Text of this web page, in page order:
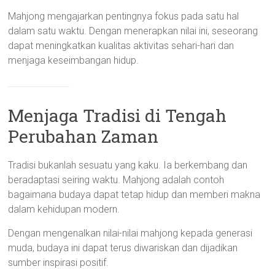
Mahjong mengajarkan pentingnya fokus pada satu hal
dalam satu waktu. Dengan menerapkan nilai ini, seseorang
dapat meningkatkan kualitas aktivitas sehari-hari dan
menjaga keseimbangan hidup.
Menjaga Tradisi di Tengah
Perubahan Zaman
Tradisi bukanlah sesuatu yang kaku. Ia berkembang dan
beradaptasi seiring waktu. Mahjong adalah contoh
bagaimana budaya dapat tetap hidup dan memberi makna
dalam kehidupan modern.
Dengan mengenalkan nilai-nilai mahjong kepada generasi
muda, budaya ini dapat terus diwariskan dan dijadikan
sumber inspirasi positif.